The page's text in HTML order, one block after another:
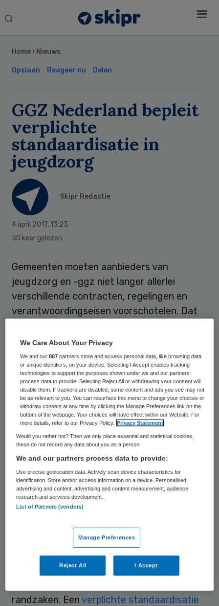
Search
Home › Nieuws
Opslaan Reageer nu Delen
GGZ Nederland bepleit
verplichte
standaardisatie in
jeugdzorg
Skipr Redactie
4 april 2017, 13:23
50 keer gelezen
Gemeenten moeten aanbieders van
jeugdzorg en -ggz niet langer allerlei
verschillende contracten, regelingen en
verantwoordingseisen voorschotelen. Dat
recente rapportage van de
Transitieautoriteit Jeugdzorg (TAJ).
“Onze ggz-aanbieders hebben extra
personeel moeten aantrekken in de
financiële administratie. Dat gaat ten koste
van het beschikbare geld voor jeugdhulp”,
zegt voorzitter Jacobine Geel van GGZ
Nederland. “Wij werken er hard aan om de
administratieve lasten te verminderen en te
blijven zorgen voor goede geestelijke
gezondheidszorg aan kwetsbare kinderen.
Maar dat kunnen we niet alleen, daar
hebben we de gemeentes voor nodig. Om
het draagvlak voor de transitie niet te
ondermijnen, zijn we het met de TAJ eens
dat er dringend oplossingen moeten komen
randzaken. Een verplichte standaardisatie
Sidebar
We Care About Your Privacy
We and our887 partners store and access personal data, like browsing data
or unique identifiers, on your device. Selecting I Accept enables tracking
technologies to support the purposes shown under we and our partners
process data to provide. Selecting Reject All or withdrawing your consent will
disable them. If trackers are disabled, some content and ads you see may not
be as relevant to you. You can resurface this menu to change your choices or
withdraw consent at any time by clicking the Manage Preferences link on the
bottom of the webpage. Your choices will have effect within our Website. For
more details, refer to our Privacy Policy.
Privacy Statement
Would you rather not? Then we only place essential and statistical cookies,
these do not record any data about you as a person
We and our partners process data to provide:
Use precise geolocation data. Actively scan device characteristics for
identification. Store and/or access information on a device. Personalised
advertising and content, advertising and content measurement, audience
research and services development.
List of Partners (vendors)
Manage Preferences
Reject All I Accept